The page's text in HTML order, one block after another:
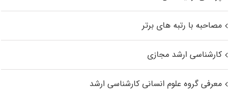
مصاحبه با رتبه های برتر
کارشناسی ارشد مجازی
معرفی گروه علوم انسانی کارشناسی ارشد